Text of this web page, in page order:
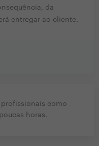
da
entregar ao cliente.
profissionais como
horas.